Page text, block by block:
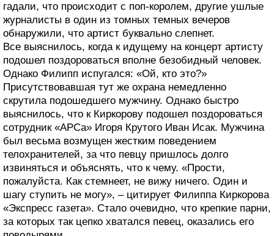
гадали, что происходит с поп-королем, другие ушлые
журналисты в один из томных темных вечеров
обнаружили, что артист буквально слепнет.
Все выяснилось, когда к идущему на концерт артисту
подошел поздороваться вполне безобидный человек.
Однако Филипп испугался: «Ой, кто это?»
Присутствовавшая тут же охрана немедленно
скрутила подошедшего мужчину. Однако быстро
выяснилось, что к Киркорову подошел поздороваться
сотрудник «АРСа» Игоря Крутого Иван Исак. Мужчина
был весьма возмущен жестким поведением
телохранителей, за что певцу пришлось долго
извиняться и объяснять, что к чему. «Прости,
пожалуйста. Как стемнеет, не вижу ничего. Один и
шагу ступить не могу», – цитирует Филиппа Киркорова
«Экспресс газета». Стало очевидно, что крепкие парни,
за которых так цепко хватался певец, оказались его